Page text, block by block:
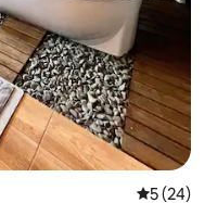
5 (24)